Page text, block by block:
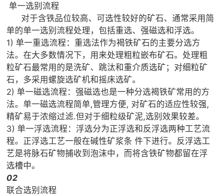
单一选别流程
对于含铁品位较高、可选性较好的矿石、通常采用简
单的单一选别流程处理，包括重选、强磁选和浮选。
1) 单一重选流程：重选法作为褐铁矿石的主要分选方
法。在大多数情况下，用来处理粗粒嵌布矿石。处理粗
粒矿石最常用的是洗矿、跳汰和重介质选矿；对细粒矿
石，多采用螺旋选矿机和摇床选矿。
2) 单一磁选流程：强磁选也是一种分选褐铁矿常用的方
法。单一磁选流程简单,管理方便, 对矿石的适应性较强,
精矿易于浓缩过滤.但对于细粒级矿泥,选别效果较差。
3) 单一浮选流程：浮选分为正浮选和反浮选两种工艺流
程。正浮选工艺一般在碱性矿浆条 件下进行。反浮选工
艺是将脉石矿物捕收到泡沫中，而将含铁矿物都留在浮
选槽中。
02
联合选别流程